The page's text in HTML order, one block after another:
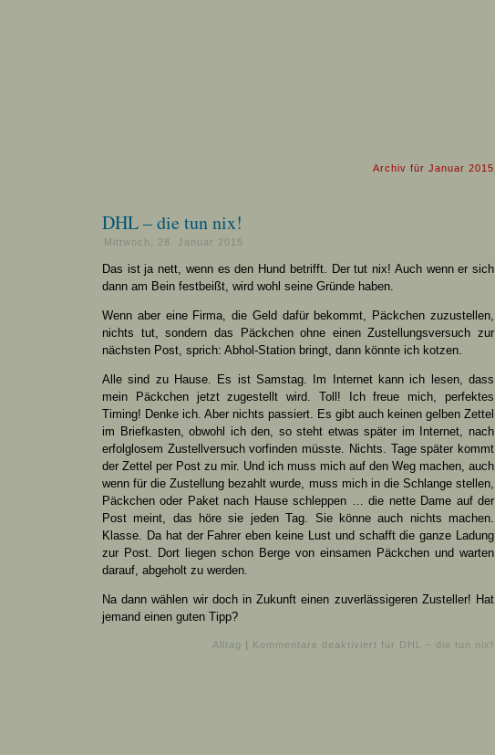
Archiv für Januar 2015
DHL – die tun nix!
Mittwoch, 28. Januar 2015
Das ist ja nett, wenn es den Hund betrifft. Der tut nix! Auch wenn er sich
dann am Bein festbeißt, wird wohl seine Gründe haben.
Wenn aber eine Firma, die Geld dafür bekommt, Päckchen zuzustellen,
nichts tut, sondern das Päckchen ohne einen Zustellungsversuch zur
nächsten Post, sprich: Abhol-Station bringt, dann könnte ich kotzen.
Alle sind zu Hause. Es ist Samstag. Im Internet kann ich lesen, dass
mein Päckchen jetzt zugestellt wird. Toll! Ich freue mich, perfektes
Timing! Denke ich. Aber nichts passiert. Es gibt auch keinen gelben Zettel
im Briefkasten, obwohl ich den, so steht etwas später im Internet, nach
erfolglosem Zustellversuch vorfinden müsste. Nichts. Tage später kommt
der Zettel per Post zu mir. Und ich muss mich auf den Weg machen, auch
wenn für die Zustellung bezahlt wurde, muss mich in die Schlange stellen,
Päckchen oder Paket nach Hause schleppen … die nette Dame auf der
Post meint, das höre sie jeden Tag. Sie könne auch nichts machen.
Klasse. Da hat der Fahrer eben keine Lust und schafft die ganze Ladung
zur Post. Dort liegen schon Berge von einsamen Päckchen und warten
darauf, abgeholt zu werden.
Na dann wählen wir doch in Zukunft einen zuverlässigeren Zusteller! Hat
jemand einen guten Tipp?
Alltag | Kommentare deaktiviert für DHL – die tun nix!